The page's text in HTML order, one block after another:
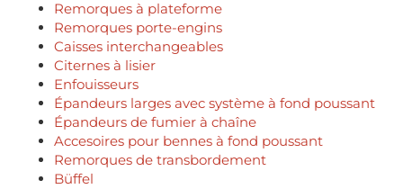
Remorques à plateforme
Remorques porte-engins
Caisses interchangeables
Citernes à lisier
Enfouisseurs
Épandeurs larges avec système à fond poussant
Épandeurs de fumier à chaîne
Accesoires pour bennes à fond poussant
Remorques de transbordement
Büffel